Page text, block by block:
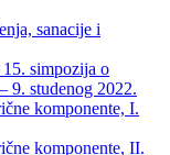
sanacije i
simpozija o
9. studenog 2022.
komponente, I.
komponente, II.